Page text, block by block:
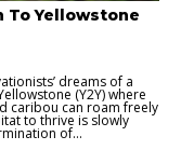
To Yellowstone
dreams of a
(Y2Y) where
caribou can roam freely
to thrive is slowly
of...